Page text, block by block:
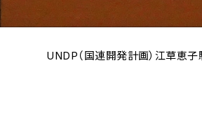
国連開発計画）江草恵子駐